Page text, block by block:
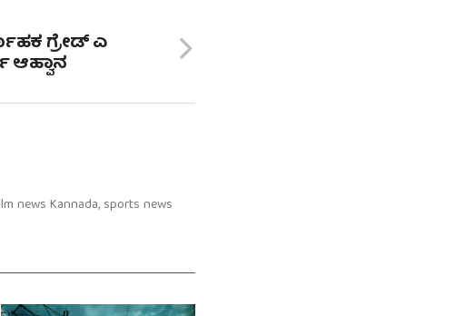
ಗ್ರೇಡ್ ಎ
ಆಹ್ವಾನ
news Kannada, sports news